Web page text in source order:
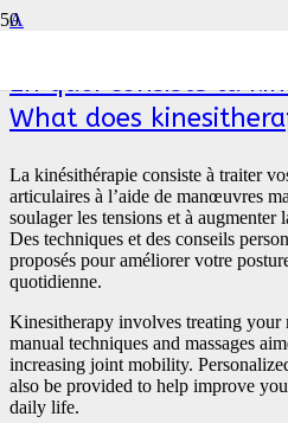
A
En quoi consiste la
What does
La kinésithérapie consiste à traiter
articulaires à l’aide de manœuvres
soulager les tensions et à augmenter
Des techniques et des conseils
proposés pour améliorer votre
quotidienne.
Kinesitherapy involves treating your
manual techniques and massages
increasing joint mobility.
also be provided to help improve
daily life.